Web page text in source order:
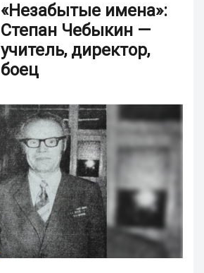
«Незабытые имена»:
Степан Чебыкин —
учитель, директор,
боец